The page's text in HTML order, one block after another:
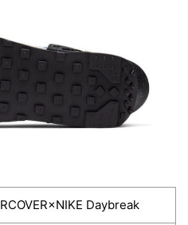
Daybreak